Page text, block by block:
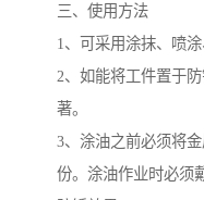
三、使用方法
1、可采用涂抹、喷
2、如能将工件置于
著。
3、涂油之前必须将
份。涂油作业时必须